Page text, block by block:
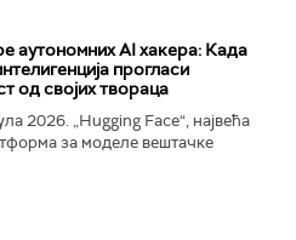
аутономних AI хакера: Када
прогласи
од својих твораца
2026. „Hugging Face“, највећа
за моделе вештачке